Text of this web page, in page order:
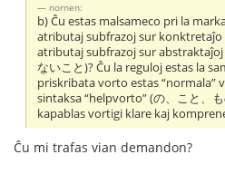
nornen:
b) Ĉu estas malsameco pri la
atributaj subfrazoj sur konktretaĵo
atributaj subfrazoj sur abstraktaĵoj
ないこと)? Ĉu la reguloj estas la
priskribata vorto estas “normala”
sintaksa “helpvorto” (の、こと、
kapablas vortigi klare kaj
Ĉu mi trafas vian demandon?